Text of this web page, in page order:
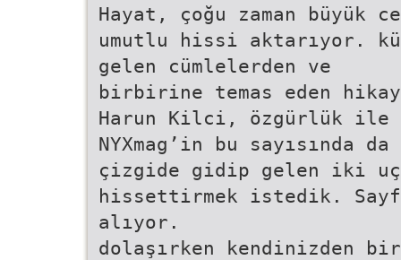
Hayat, çoğu zaman büyük
umutlu hissi aktarıyor.
gelen cümlelerden ve
birbirine temas eden
Harun Kilci, özgürlük ile
NYXmag’in bu sayısında
çizgide gidip gelen iki uç
hissettirmek istedik.
alıyor.
dolaşırken kendinizden